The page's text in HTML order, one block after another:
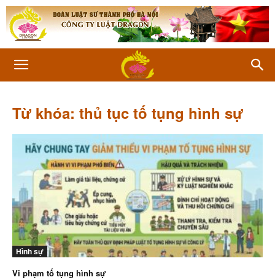
Từ khóa: thủ tục tố tụng hình sự
Hình sự
Vi phạm tố tụng hình sự